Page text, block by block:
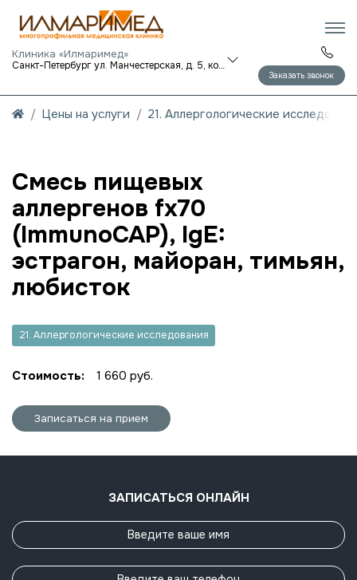
Клиника «Илмаримед»
Санкт-Петербург ул. Манчестерская, д. 5, корп. 1
Заказать звонок
Цены на услуги 21. Аллергологические
Смесь пищевых
аллергенов fx70
(ImmunoCAP), IgE:
эстрагон, майоран, тимьян,
любисток
21. Аллергологические исследования
Стоимость: 1 660 руб.
Записаться на прием
ЗАПИСАТЬСЯ ОНЛАЙН